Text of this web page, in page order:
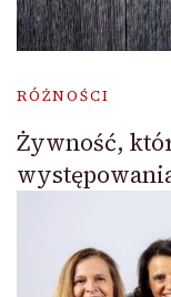
RÓŻNOŚCI
Żywność,